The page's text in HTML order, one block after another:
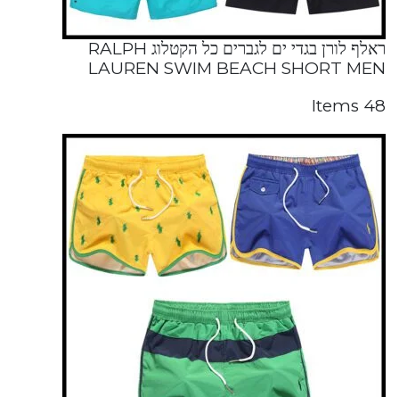
ראלף לורן בגדי ים לגברים כל הקטלוג RALPH
LAUREN SWIM BEACH SHORT MEN
48 Items